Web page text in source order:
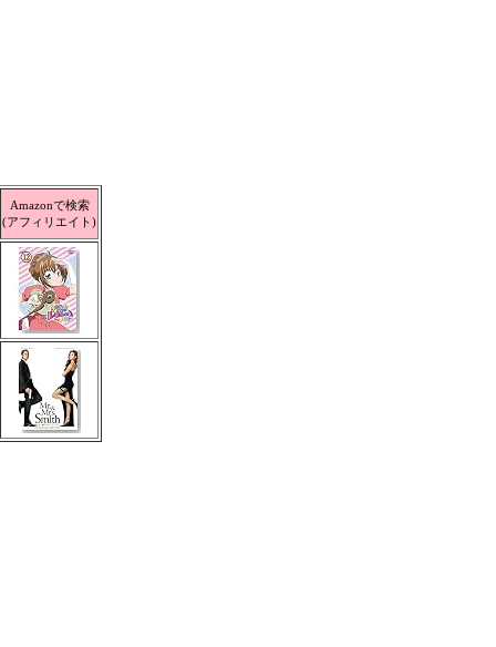
Amazonで検索
(アフィリエイト)